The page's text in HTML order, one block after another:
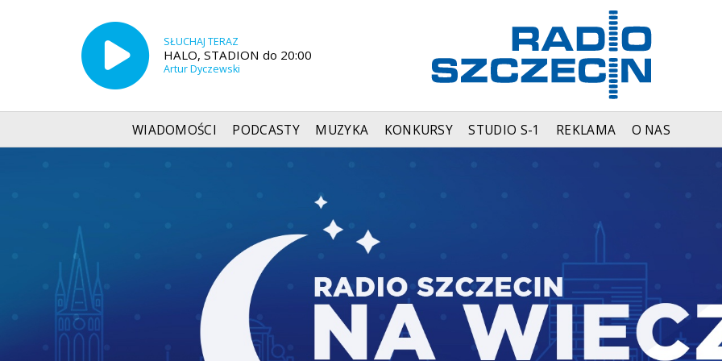
SŁUCHAJ TERAZ
HALO, STADION do 20:00
Artur Dyczewski
WIADOMOŚCI PODCASTY MUZYKA KONKURSY STUDIO S-1 REKLAMA O NAS